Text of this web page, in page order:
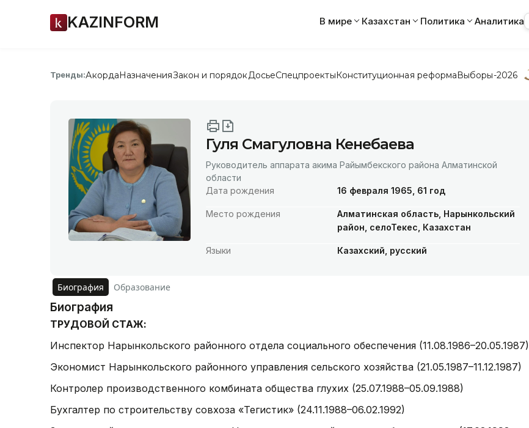
KAZINFORM В мире Казахстан Политика Аналитика
Тренды:АкордаНазначенияЗакон и порядок ДосьеСпецпроектыКонституционная реформаВыборы-2026
Гуля Смагуловна Кенебаева
Руководитель аппарата акима Райымбекского района Алматинской
области
Дата рождения
16 февраля 1965, 61 год
Место рождения
Алматинская область, Нарынкольский
район, селоТекес, Казахстан
Языки Казахский, русский
Биография Образование
Биография
ТРУДОВОЙ СТАЖ:
Инспектор Нарынкольского районного отдела социального обеспечения (11.08.1986–20.05.1987)
Экономист Нарынкольского районного управления сельского хозяйства (21.05.1987–11.12.1987)
Контролер производственного комбината общества глухих (25.07.1988–05.09.1988)
Бухгалтер по строительству совхоза «Тегистик» (24.11.1988–06.02.1992)